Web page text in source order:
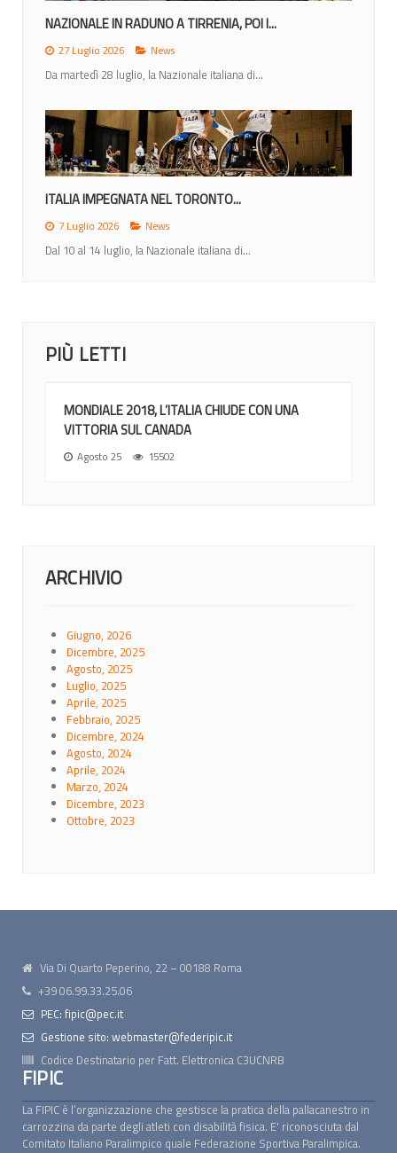
MONDIALI 2026: IL CALENDARIO DEGLI...
23 Giugno 2026 News
Lunedì 22 giugno la IWBF (International Weechair...
MONDIALI 2026: ITALIA NEL GRUPPO A CON...
12 Giugno 2026 News
Nel sorteggio di Ottawa gli azzurri inseriti nel gruppo di...
PIÙ LETTI
MONDIALE 2018, L’ITALIA CHIUDE CON UNA
VITTORIA SUL CANADA
Agosto 25 15502
ARCHIVIO
Giugno, 2026
Dicembre, 2025
Agosto, 2025
Luglio, 2025
Aprile, 2025
Febbraio, 2025
Dicembre, 2024
Agosto, 2024
Aprile, 2024
Marzo, 2024
Dicembre, 2023
Ottobre, 2023
Via Di Quarto Peperino, 22 – 00188 Roma
+39 06.99.33.25.06
PEC: fipic@pec.it
Gestione sito: webmaster@federipic.it
Codice Destinatario per Fatt. Elettronica C3UCNRB
FIPIC
La FIPIC è l’organizzazione che gestisce la pratica della pallacanestro in
carrozzina da parte degli atleti con disabilità fisica. E' riconosciuta dal
Comitato Italiano Paralimpico quale Federazione Sportiva Paralimpica.